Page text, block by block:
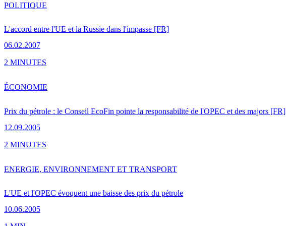
L'accord entre l'UE et la Russie dans l'impasse [FR]
06.02.2007
POLITIQUE
2 MINUTES
Prix du pétrole : le Conseil EcoFin pointe la responsabilité de l'OPEC et des majors [FR]
12.09.2005
ÉCONOMIE
2 MINUTES
L'UE et l'OPEC évoquent une baisse des prix du pétrole
10.06.2005
ENERGIE, ENVIRONNEMENT ET TRANSPORT